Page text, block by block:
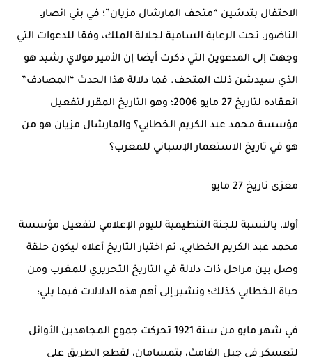
الاحتفال بتدشين “متحف المارشال مزيان”؛ في بني انصارـ
الناضور، تحت الرعاية السامية لجلالة الملك، وفقا للدعوات التي
وجهت إلى المدعوين التي ذكرت أيضا إن الأمير مولاي رشيد هو
الذي سيدشن ذلك المتحف. فما دلالة هذا الحدث “المصادف”
انعقاده لتاريخ 27 مايو 2006؛ وهو التاريخ المقرر لتفعيل
مؤسسة محمد عبد الكريم الخطابي؟ والمارشال مزيان هو من
هو في تاريخ الاستعمار الإسباني للمغرب؟
مغزى تاريخ 27 مايو
أولا، بالنسبة للجنة التنظيمية لليوم الإعلامي لتفعيل مؤسسة
محمد عبد الكريم الخطابي، تم اختيار التاريخ أعلاه ليكون حلقة
وصل بين مراحل ذات دلالة في التاريخ التحريري للمغرب ومن
حياة الخطابي كذلك؛ ونشير إلى أهم هذه الدلالات فيما يلي:
في شهر مايو من سنة 1921 تحركت جموع المجاهدين الأوائل
لتعسكر في جبل القامث، بتمسامان، لقطع الطريق على